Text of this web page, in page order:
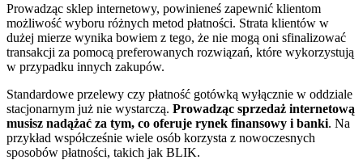
Prowadząc sklep internetowy, powinieneś zapewnić klientom
możliwość wyboru różnych metod płatności. Strata klientów w
dużej mierze wynika bowiem z tego, że nie mogą oni sfinalizować
transakcji za pomocą preferowanych rozwiązań, które wykorzystują
w przypadku innych zakupów.
Standardowe przelewy czy płatność gotówką wyłącznie w oddziale
stacjonarnym już nie wystarczą. Prowadząc sprzedaż internetową
musisz nadążać za tym, co oferuje rynek finansowy i banki. Na
przykład współcześnie wiele osób korzysta z nowoczesnych
sposobów płatności, takich jak BLIK.